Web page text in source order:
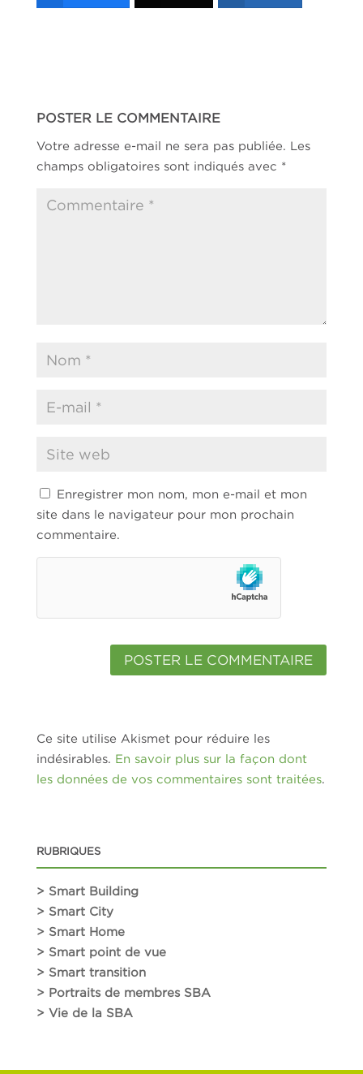
POSTER LE COMMENTAIRE
Votre adresse e-mail ne sera pas publiée.
Les
champs obligatoires sont indiqués avec *
Enregistrer mon nom, mon e-mail et mon
site dans le navigateur pour mon prochain
commentaire.
Ce site utilise Akismet pour réduire les
indésirables. En savoir plus sur la façon dont
les données de vos commentaires sont traitées.
RUBRIQUES
> Smart Building
> Smart City
> Smart Home
> Smart point de vue
> Smart transition
> Portraits de membres SBA
> Vie de la SBA